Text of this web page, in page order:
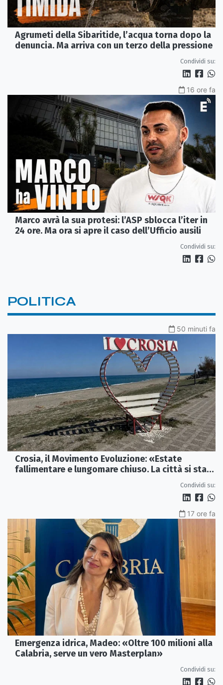
Agrumeti della Sibaritide, l’acqua torna dopo la
denuncia. Ma arriva con un terzo della pressione
Condividi su:
16 ore fa
Marco avrà la sua protesi: l’ASP sblocca l’iter in
24 ore. Ma ora si apre il caso dell’Ufficio ausili
Condividi su:
POLITICA
50 minuti fa
Crosia, il Movimento Evoluzione: «Estate
fallimentare e lungomare chiuso. La città si sta
Condividi su:
17 ore fa
Emergenza idrica, Madeo: «Oltre 100 milioni alla
Calabria, serve un vero Masterplan»
Condividi su: